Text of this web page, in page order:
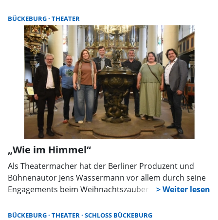
frei, das Publikum liefert die Ideen.
BÜCKEBURG THEATER
„Wie im Himmel“
Als Theatermacher hat der Berliner Produzent und
Bühnenautor Jens Wassermann vor allem durch seine
Engagements beim Weihnachtszauber und der
Schaumburger Märchenspiel in Bückeburg seit
BÜCKEBURG THEATER SCHLOSS BÜCKEBURG